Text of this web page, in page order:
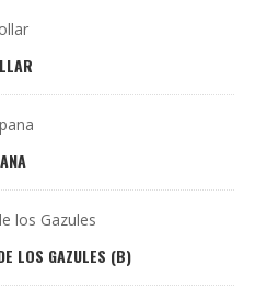
LOS GAZULES (B)